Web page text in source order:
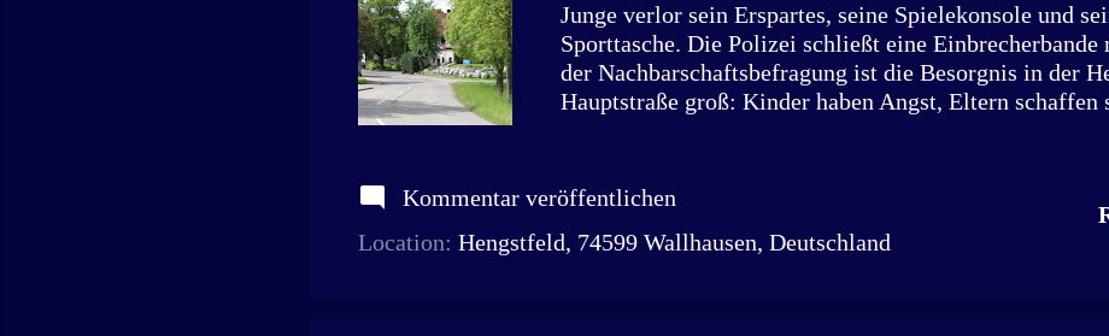
Junge verlor sein Erspartes, seine Spielekonsole und
Sporttasche. Die Polizei schließt eine Einbrecherbande
der Nachbarschaftsbefragung ist die Besorgnis in der
Hauptstraße groß: Kinder haben Angst, Eltern schaffen
Verunsicherung. Am Ortsrand wurde am Dienstag, 12.
und 17 Uhr in ein Wohnhaus eingebrochen – am
derzeitigem Kenntnisstand verschaffte sich die
Kommentar veröffentlichen
Location: Hengstfeld, 74599 Wallhausen, Deutschland